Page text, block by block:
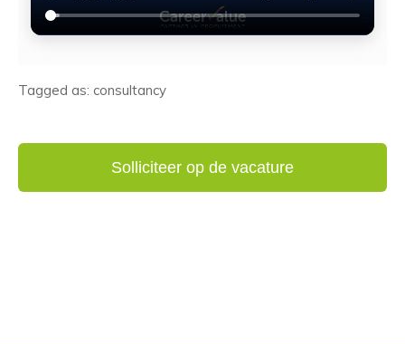
Tagged as: consultancy